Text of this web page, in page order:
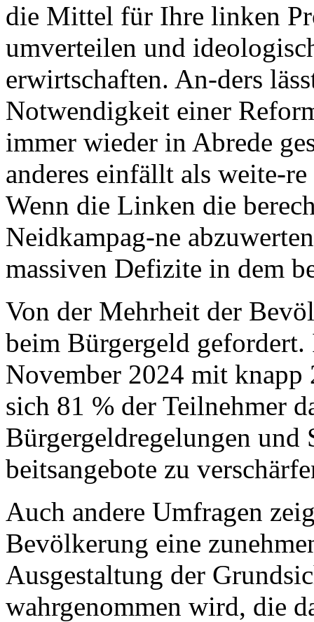
die Mittel für Ihre linken
umverteilen und
erwirtschaften. An-ders
Notwendigkeit einer
immer wieder in Abrede
anderes einfällt als weite-
Wenn die Linken die
Neidkampag-ne
massiven Defizite in dem
Von der Mehrheit der
beim Bürgergeld
November 2024 mit knapp
sich 81 % der Teilnehmer
Bürgergeldregelungen
beitsangebote zu
Auch andere Umfragen
Bevölkerung eine
Ausgestaltung der
wahrgenommen wird, die